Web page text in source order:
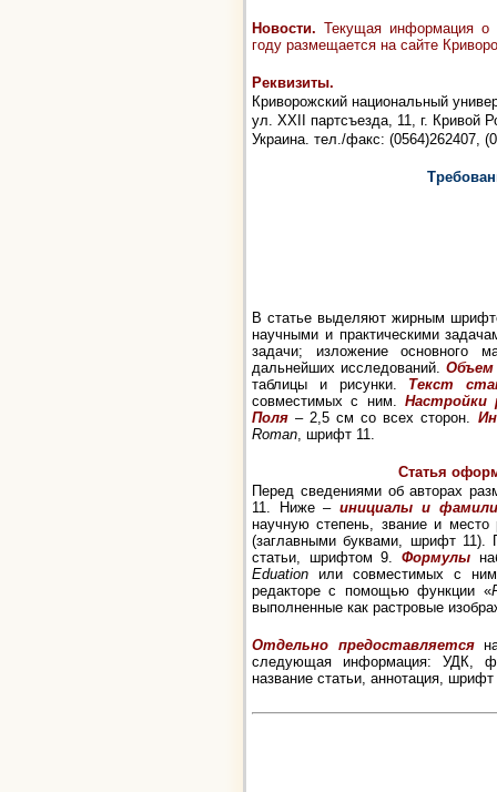
Новости. Текущая информация о
году размещается на сайте
Реквизиты.
Криворожский национальный
ул. XXII партсъезда, 11, г. Кривой
Украина. тел./факс: (0564)262407,
В статье выделяют жирным
научными и практическими
задачи; изложение основного
дальнейших исследований.
таблицы и рисунки. Текст
совместимых с ним. Настройки
Поля – 2,5 см со всех сторон.
Roman , шрифт 11.
Статья
Перед сведениями об авторах
11. Ниже –инициалы и
научную степень, звание и
(заглавными буквами, шрифт
статьи, шрифтом 9. Формулы
Eduation или совместимых с
редакторе с помощью функции «
выполненные как растровые
Отдельно предоставляетсяна
следующая информация: УДК,
название статьи, аннотация,